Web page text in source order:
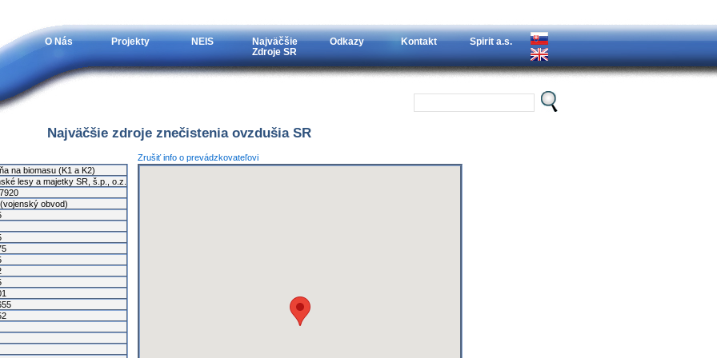
O Nás Projekty NEIS
Najväčšie
Zdroje SR
Odkazy Kontakt Spirit a.s.
Najväčšie zdroje znečistenia ovzdušia SR
Zrušiť info o prevádzkovateľovi
na biomasu (K1 a K2)
lesy a majetky SR, š.p., o.z.
obvod)